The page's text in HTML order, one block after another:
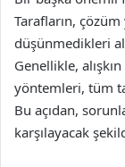
Tarafların,
düşünmedikleri
Genellikle,
yöntemleri, tüm
Bu açıdan,
karşılayacak